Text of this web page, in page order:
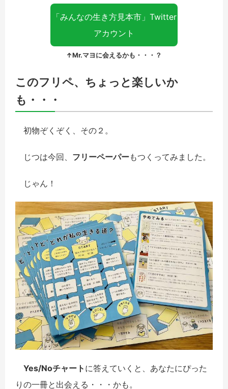
「みんなの生き方見本市」Twitter
アカウント
↑Mr.マヨに会えるかも・・・？
このフリペ、ちょっと楽しいか
も・・・
初物ぞくぞく、その２。
じつは今回、 フリーペーパーもつくってみました。
じゃん！
Yes/Noチャート に答えていくと、あなたにぴった
りの一冊と出会える・・・かも。